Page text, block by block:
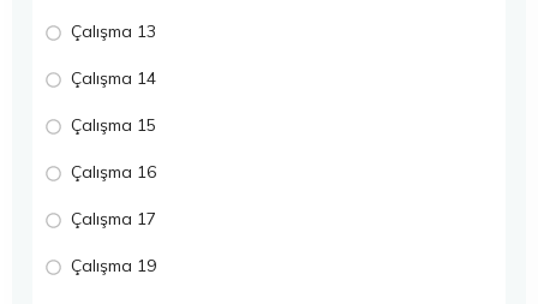
Çalışma 13
Çalışma 14
Çalışma 15
Çalışma 16
Çalışma 17
Çalışma 19